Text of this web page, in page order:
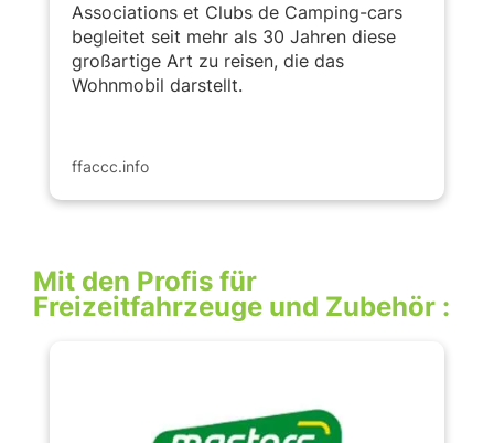
ffaccc.info
Associations et Clubs de Camping-cars
begleitet seit mehr als 30 Jahren diese
großartige Art zu reisen, die das
Wohnmobil darstellt.
Mit den Profis für
Freizeitfahrzeuge und Zubehör :